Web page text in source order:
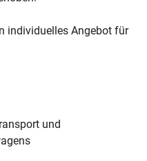
individuelles Angebot für
und